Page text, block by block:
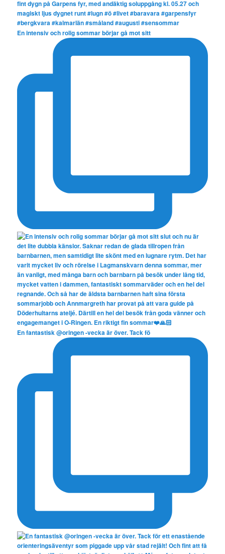
En intensiv och rolig sommar börjar gå mot sitt
En fantastisk @oringen -vecka är över. Tack fö